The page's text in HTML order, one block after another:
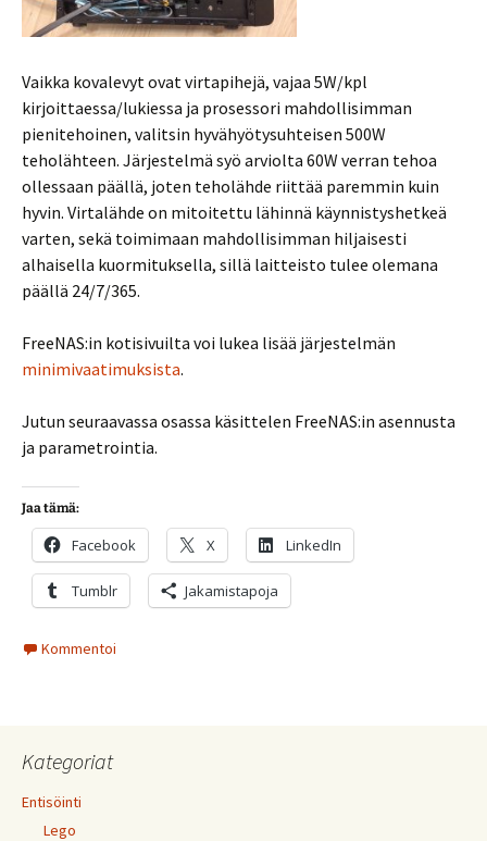
Vaikka kovalevyt ovat virtapihejä, vajaa 5W/kpl
kirjoittaessa/lukiessa ja prosessori mahdollisimman
pienitehoinen, valitsin hyvähyötysuhteisen 500W
teholähteen. Järjestelmä syö arviolta 60W verran tehoa
ollessaan päällä, joten teholähde riittää paremmin kuin
hyvin. Virtalähde on mitoitettu lähinnä käynnistyshetkeä
varten, sekä toimimaan mahdollisimman hiljaisesti
alhaisella kuormituksella, sillä laitteisto tulee olemana
päällä 24/7/365.
FreeNAS:in kotisivuilta voi lukea lisää järjestelmän
minimivaatimuksista.
Jutun seuraavassa osassa käsittelen FreeNAS:in asennusta
ja parametrointia.
Jaa tämä:
Facebook X LinkedIn
Tumblr Jakamistapoja
Kommentoi
Kategoriat
Entisöinti
Lego